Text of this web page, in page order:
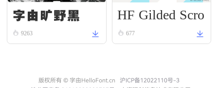
字由旷野黑
9263
HF Gilded Scro
ll 677
版权所有 © 字由HelloFont.cn
沪ICP备12022110号-3